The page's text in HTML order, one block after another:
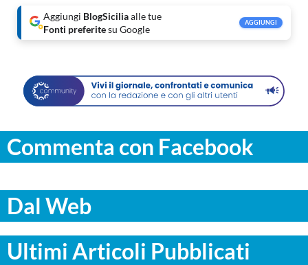
Aggiungi BlogSiciliaalle tue
Fonti preferitesu Google
AGGIUNGI
Commenta con Facebook
Dal Web
Ultimi Articoli Pubblicati